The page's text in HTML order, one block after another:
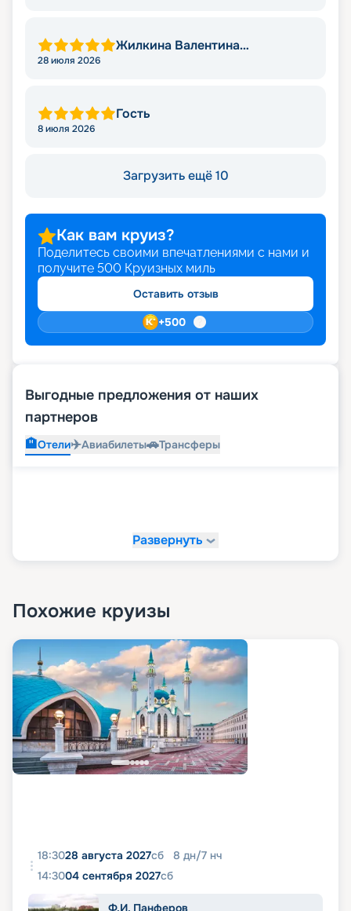
Жилкина Валентина
28 июля 2026
Гость
8 июля 2026
Загрузить ещё 10
Как вам круиз?
Поделитесь своими впечатлениями с нами и
получите 500 Круизных миль
Оставить отзыв
+500
Выгодные предложения от наших
партнеров
🏨Отели✈️Авиабилеты🚗Трансферы
Развернуть
Похожие круизы
18:3028 августа 2027сб 8 дн/7 нч
14:3004 сентября 2027сб
Ф.И. Панферов